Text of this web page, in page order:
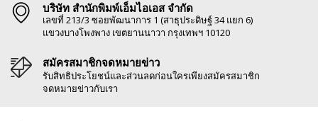
บริษัท สำนักพิมพ์เอ็มไอเอส จำกัด
เลขที่ 213/3 ซอยพัฒนาการ 1 (สาธุประดิษฐ์ 34 แยก 6)
แขวงบางโพงพาง เขตยานนาวา กรุงเทพฯ 10120
สมัครสมาชิกจดหมายข่าว
รับสิทธิประโยชน์และส่วนลดก่อนใครเพียงสมัครสมาชิก
จดหมายข่าวกับเรา